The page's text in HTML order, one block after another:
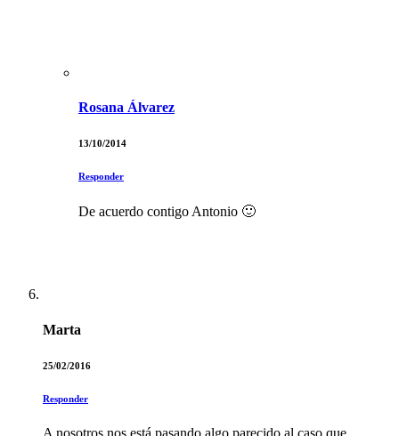
Rosana Álvarez
13/10/2014
Responder
De acuerdo contigo Antonio 🙂
Marta
25/02/2016
Responder